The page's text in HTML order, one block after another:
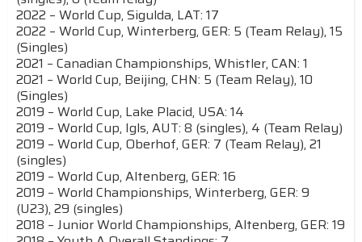
2022 – World Cup, Sigulda, LAT: 17
2022 – World Cup, Winterberg, GER: 5 (Team Relay), 15
(Singles)
2021 – Canadian Championships, Whistler, CAN: 1
2021 – World Cup, Beijing, CHN: 5 (Team Relay), 10
(Singles)
​​​​​​​2019 – World Cup, Lake Placid, USA: 14
2019 – World Cup, Igls, AUT: 8 (singles), 4 (Team Relay)
2019 – World Cup, Oberhof, GER: 7 (Team Relay), 21
(singles)
2019 – World Cup, Altenberg, GER: 16
2019 – World Championships, Winterberg, GER: 9
(U23), 29 (singles)
2018 – Junior World Championships, Altenberg, GER: 19